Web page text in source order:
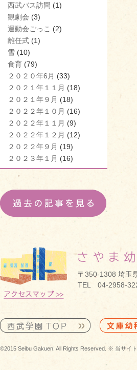
西武バス訪問 (1)
観劇会 (3)
運動会ごっこ (2)
離任式 (1)
雪 (10)
食育 (79)
２０２０年6月 (33)
２０２１年１１月 (18)
２０２１年９月 (18)
２０２２年１０月 (16)
２０２２年１１月 (9)
２０２２年１２月 (12)
２０２２年９月 (19)
２０２３年１月 (16)
〒350-1308 埼玉
TEL 04-2958-
©2015 Seibu Gakuen. All Rights Reserved. ※ 当サイ